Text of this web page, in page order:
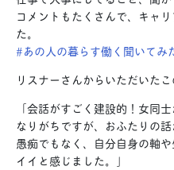
コメントもたくさんで、キャ
た。
#あの人の暮らす働く聞いてみ
リスナーさんからいただいたこ
「会話がすごく建設的！女同
なりがちですが、おふたりの
愚痴でもなく、自分自身の軸
イイと感じました。」